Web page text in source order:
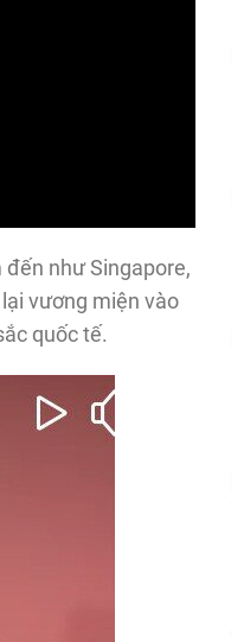
như Singapore,
vương miện vào
quốc tế.